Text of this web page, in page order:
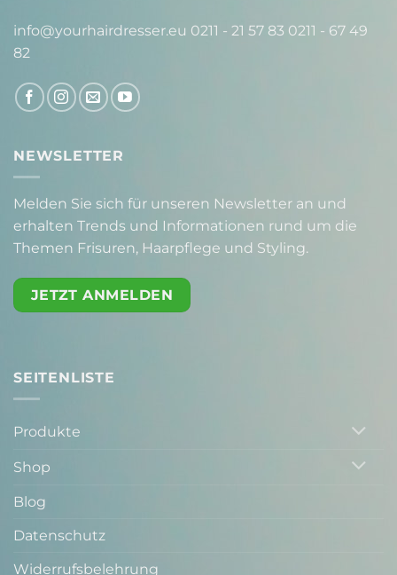
info@yourhairdresser.eu 0211 - 21 57 83 0211 - 67 49
82
NEWSLETTER
Melden Sie sich für unseren Newsletter an und
erhalten Trends und Informationen rund um die
Themen Frisuren, Haarpflege und Styling.
JETZT ANMELDEN
SEITENLISTE
Produkte
Shop
Blog
Datenschutz
Widerrufsbelehrung